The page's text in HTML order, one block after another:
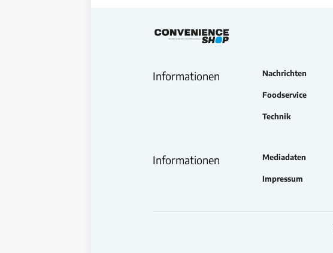
Informationen Nachrichten
Foodservice
Technik
Informationen Mediadaten
Impressum